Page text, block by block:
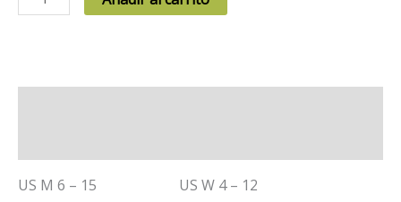
LETTERS
US M 6 – 15 US W 4 – 12